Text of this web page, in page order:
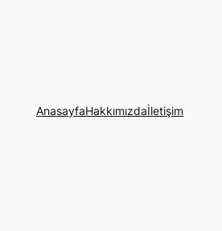
AnasayfaHakkımızdaİletişim